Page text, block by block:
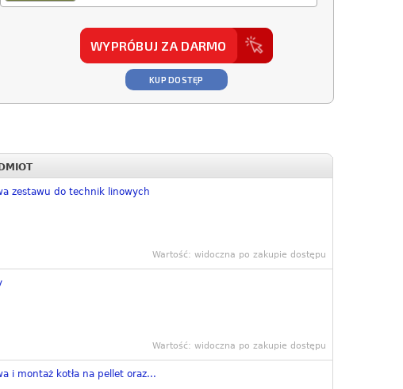
WYPRÓBUJ ZA DARMO
KUP DOSTĘP
zestawu do technik linowych
Wartość: widoczna po zakupie dostępu
Wartość: widoczna po zakupie dostępu
i montaż kotła na pellet oraz...